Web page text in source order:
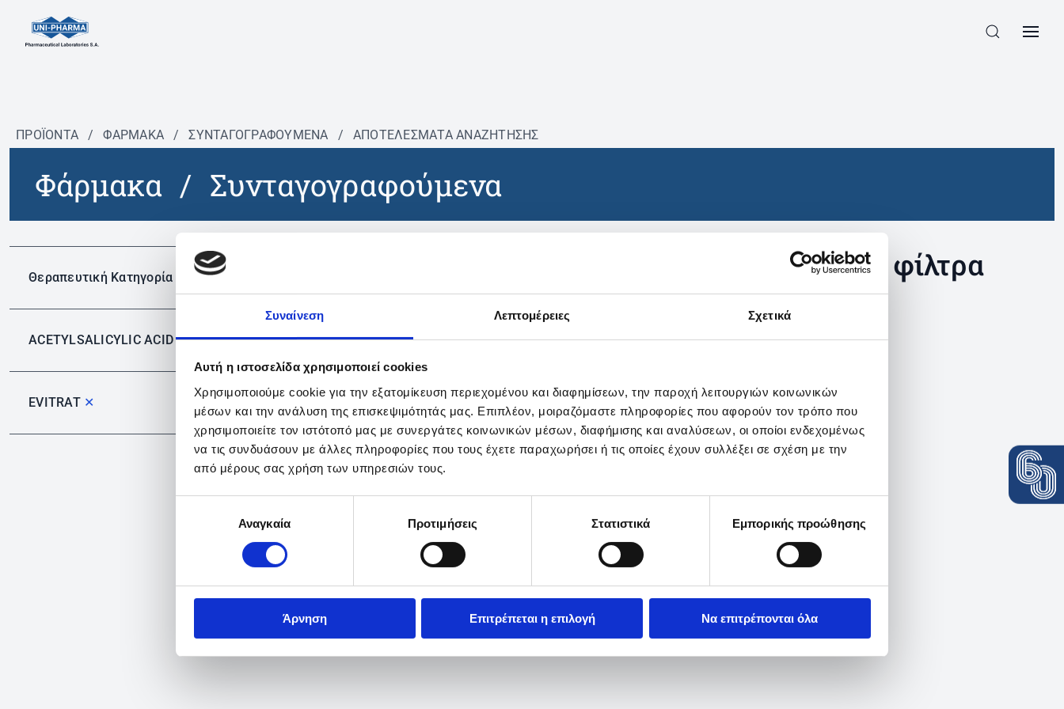
Συναίνεση Λεπτομέρειες Σχετικά
Αυτή η ιστοσελίδα χρησιμοποιεί cookies
Χρησιμοποιούμε cookie για την εξατομίκευση περιεχομένου και διαφημίσεων, την παροχή λειτουργιών κοινωνικών
μέσων και την ανάλυση της επισκεψιμότητάς μας. Επιπλέον, μοιραζόμαστε πληροφορίες που αφορούν τον τρόπο που
χρησιμοποιείτε τον ιστότοπό μας με συνεργάτες κοινωνικών μέσων, διαφήμισης και αναλύσεων, οι οποίοι ενδεχομένως
να τις συνδυάσουν με άλλες πληροφορίες που τους έχετε παραχωρήσει ή τις οποίες έχουν συλλέξει σε σχέση με την
από μέρους σας χρήση των υπηρεσιών τους.
συγκατάθεσηςΑναγκαία Προτιμήσεις Στατιστικά Εμπορικής προώθησης
Άρνηση Επιτρέπεται η επιλογή Να επιτρέπονται όλα
ΠΡΟΪΟΝΤΑ / ΦΆΡΜΑΚΑ / ΣΥΝΤΑΓΟΓΡΑΦΟΎΜΕΝΑ / ΑΠΟΤΕΛΕΣΜΑΤΑ ΑΝΑΖΗΤΗΣΗΣ
Φάρμακα / Συνταγογραφούμενα
Θεραπευτική Κατηγορία
ACETYLSALICYLIC ACID✕
EVITRAT ✕
Δεν βρέθηκαν προϊόντα με τα συγκεκριμένα φίλτρα